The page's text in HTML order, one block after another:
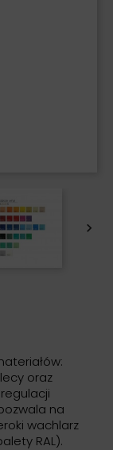

oraz
na
wachlarz
RAL).